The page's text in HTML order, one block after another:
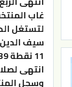
لتستغل
سيف
انتهى لصلاح